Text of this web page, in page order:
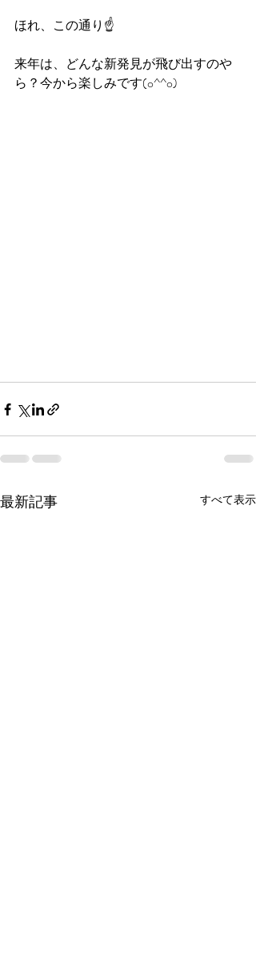
ほれ、この通り☝️
来年は、どんな新発見が飛び出すのや
ら？今から楽しみです(o^^o)
最新記事 すべて表示